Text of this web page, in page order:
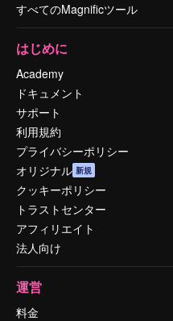
すべてのMagnificツール
はじめに
Academy
ドキュメント
サポート
利用規約
プライバシーポリシー
オリジナル 新規
クッキーポリシー
トラストセンター
アフィリエイト
法人向け
運営
料金